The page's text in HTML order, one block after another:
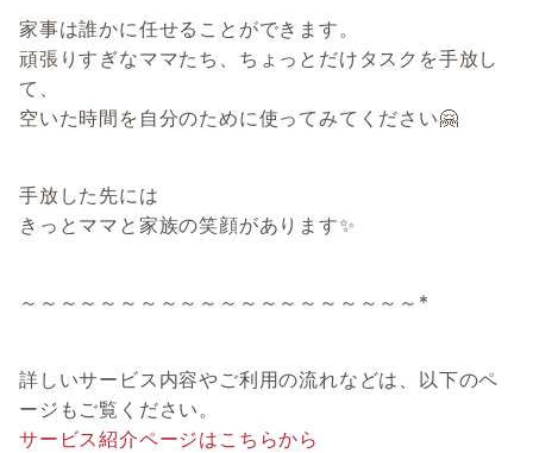
家事は誰かに任せることができます。
頑張りすぎなママたち、ちょっとだけタスクを手放し
て、
空いた時間を自分のために使ってみてください🤗
手放した先には
きっとママと家族の笑顔があります✨
～～～～～～～～～～～～～～～～～～～～*
詳しいサービス内容やご利用の流れなどは、以下のペ
ージもご覧ください。
サービス紹介ページはこちらから